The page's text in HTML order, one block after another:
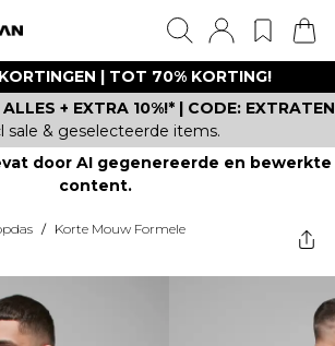
| TOT 70% KORTING!
+ EXTRA 10%!* | CODE: EXTRATEN
sale & geselecteerde items.
door AI gegenereerde en bewerkte
content.
/ Korte Mouw Formele